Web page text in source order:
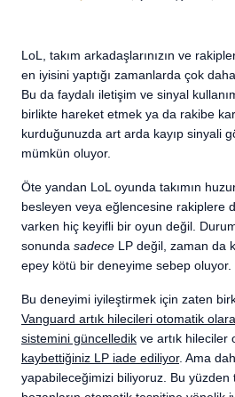
LoL, takım arkadaşlarınızın ve
en iyisini yaptığı zamanlarda çok
Bu da faydalı iletişim ve sinyal
birlikte hareket etmek ya da rakibe
kurduğunuzda art arda kayıp sinyali
mümkün oluyor.
Öte yandan LoL oyunda takımın
besleyen veya eğlencesine rakiplere
varken hiç keyifli bir oyun değil.
sonunda sadece LP değil, zaman da
epey kötü bir deneyime sebep oluyor.
Bu deneyimi iyileştirmek için zaten
Vanguard artık hilecileri otomatik
sistemini güncelledik ve artık hileciler
kaybettiğiniz LP iade ediliyor. Ama
yapabileceğimizi biliyoruz. Bu yüzden